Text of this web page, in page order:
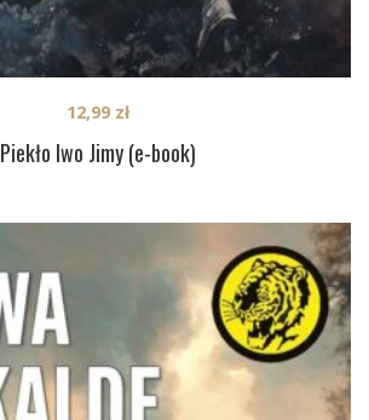
Piekło Iwo Jimy (e-book)
12,99 zł